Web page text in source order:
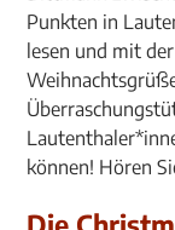
Punkten in
lesen und mit
können! Hören